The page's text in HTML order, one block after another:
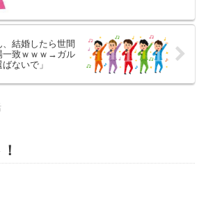
、結婚したら世間
一致ｗｗｗ→ガル
ないで」